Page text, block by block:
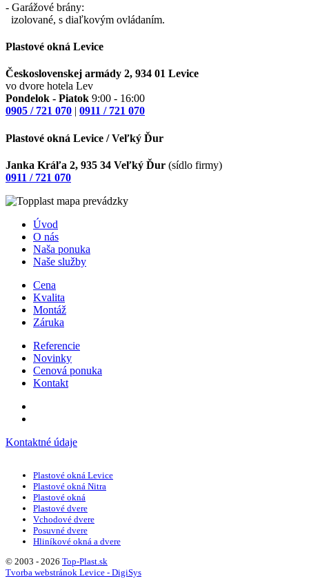
- Garážové brány:
izolované, s diaľkovým ovládaním.
Plastové okná Levice
Československej armády 2, 934 01 Levice
vo dvore hotela Lev
Pondelok - Piatok 9:00 - 16:00
0905 / 721 070 | 0911 / 721 070
Plastové okná Levice / Veľký Ďur
Janka Kráľa 2, 935 34 Veľký Ďur (sídlo firmy)
0911 / 721 070
Úvod
O nás
Naša ponuka
Naše služby
Cena
Kvalita
Montáž
Záruka
Referencie
Novinky
Cenová ponuka
Kontakt
Kontaktné údaje
Plastové okná Levice
Plastové okná Nitra
Plastové okná
Plastové dvere
Vchodové dvere
Posuvné dvere
Hliníkové okná a dvere
© 2003 - 2026 Top-Plast.sk
Tvorba webstránok Levice - DigiSys